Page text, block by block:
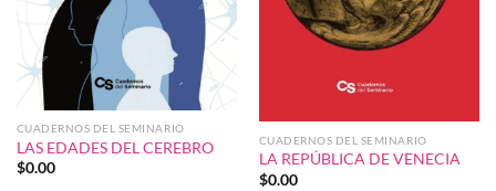
CUADERNOS DEL SEMINARIO
LAS EDADES DEL CEREBRO
$0.00
CUADERNOS DEL SEMINARIO
LA REPÚBLICA DE VENECIA
$0.00